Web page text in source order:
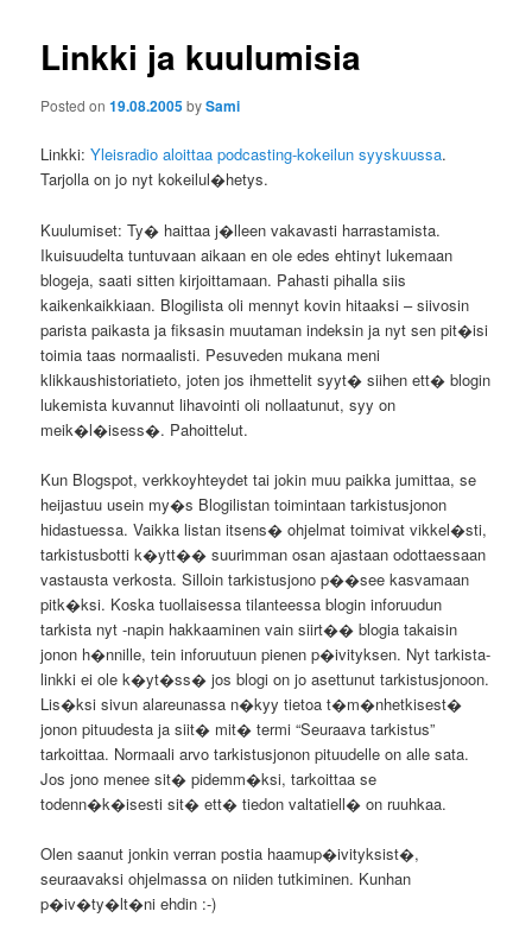
Linkki ja kuulumisia
Posted on19.08.2005bySami
Linkki:Yleisradio aloittaa podcasting-kokeilun syyskuussa.
Tarjolla on jo nyt kokeilul�hetys.
Kuulumiset: Ty� haittaa j�lleen vakavasti harrastamista.
Ikuisuudelta tuntuvaan aikaan en ole edes ehtinyt lukemaan
blogeja, saati sitten kirjoittamaan. Pahasti pihalla siis
kaikenkaikkiaan. Blogilista oli mennyt kovin hitaaksi – siivosin
parista paikasta ja fiksasin muutaman indeksin ja nyt sen pit�isi
toimia taas normaalisti. Pesuveden mukana meni
klikkaushistoriatieto, joten jos ihmettelit syyt� siihen ett� blogin
lukemista kuvannut lihavointi oli nollaatunut, syy on
meik�l�isess�. Pahoittelut.
Kun Blogspot, verkkoyhteydet tai jokin muu paikka jumittaa, se
heijastuu usein my�s Blogilistan toimintaan tarkistusjonon
hidastuessa. Vaikka listan itsens� ohjelmat toimivat vikkel�sti,
tarkistusbotti k�ytt�� suurimman osan ajastaan odottaessaan
vastausta verkosta. Silloin tarkistusjono p��see kasvamaan
pitk�ksi. Koska tuollaisessa tilanteessa blogin inforuudun
tarkista nyt -napin hakkaaminen vain siirt�� blogia takaisin
jonon h�nnille, tein inforuutuun pienen p�ivityksen. Nyt tarkista-
linkki ei ole k�yt�ss� jos blogi on jo asettunut tarkistusjonoon.
Lis�ksi sivun alareunassa n�kyy tietoa t�m�nhetkisest�
jonon pituudesta ja siit� mit� termi “Seuraava tarkistus”
tarkoittaa. Normaali arvo tarkistusjonon pituudelle on alle sata.
Jos jono menee sit� pidemm�ksi, tarkoittaa se
todenn�k�isesti sit� ett� tiedon valtatiell� on ruuhkaa.
Olen saanut jonkin verran postia haamup�ivityksist�,
seuraavaksi ohjelmassa on niiden tutkiminen. Kunhan
p�iv�ty�lt�ni ehdin :-)